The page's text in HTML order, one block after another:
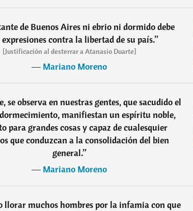
de Buenos Aires ni ebrio ni dormido debe
contra la libertad de su país.”
[Justificación al desterrar a Atanasio Duarte]
―Mariano Moreno
se observa en nuestras gentes, que sacudido el
manifiestan un espíritu noble,
para grandes cosas y capaz de cualesquier
que conduzcan a la consolidación del bien
general.”
―Mariano Moreno
llorar muchos hombres por la infamia con que